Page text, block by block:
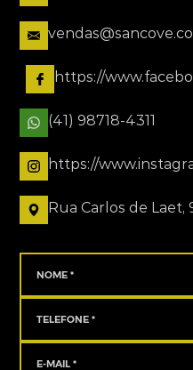
https://
(41) 98718-4311
https://
Rua Carlos de Laet,